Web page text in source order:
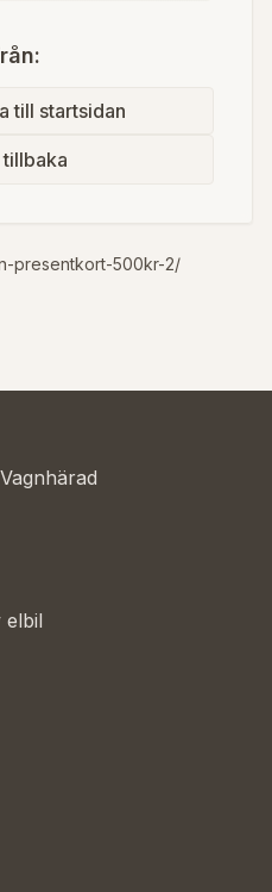
till startsidan
tillbaka
presentkort-500kr-2/
elbil